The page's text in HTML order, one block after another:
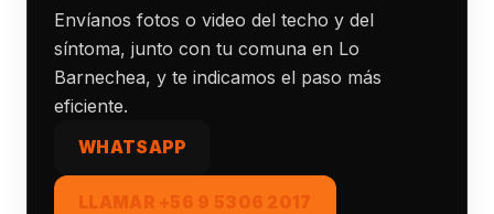
Envíanos fotos o video del techo y del
síntoma, junto con tu comuna en Lo
Barnechea, y te indicamos el paso más
eficiente.
WHATSAPP
LLAMAR +56 9 5306 2017